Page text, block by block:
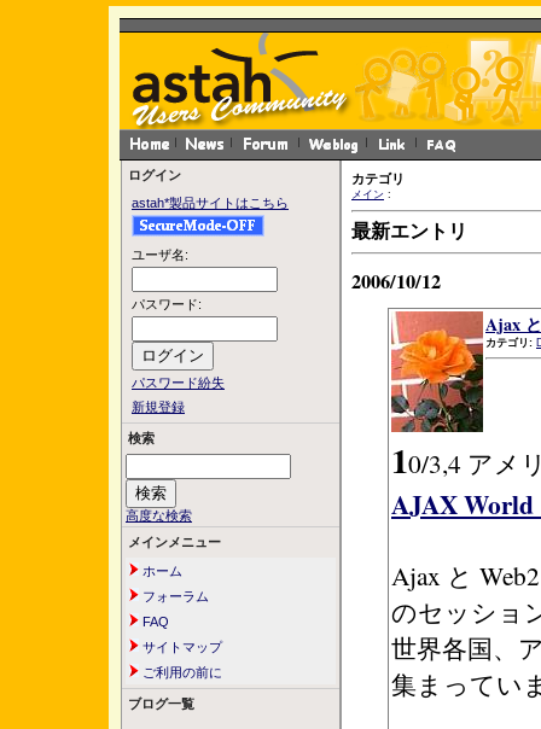
ログイン
astah*製品サイトはこちら
ユーザ名:
パスワード:
パスワード紛失
新規登録
検索
高度な検索
メインメニュー
ホーム
フォーラム
FAQ
サイトマップ
ご利用の前に
ブログ一覧
カテゴリ
メイン :
最新エントリ
2006/10/12
Ajax
カテゴリ:
10/3,4 アメ
AJAX World
Ajax と
のセッショ
世界各国、
集まってい